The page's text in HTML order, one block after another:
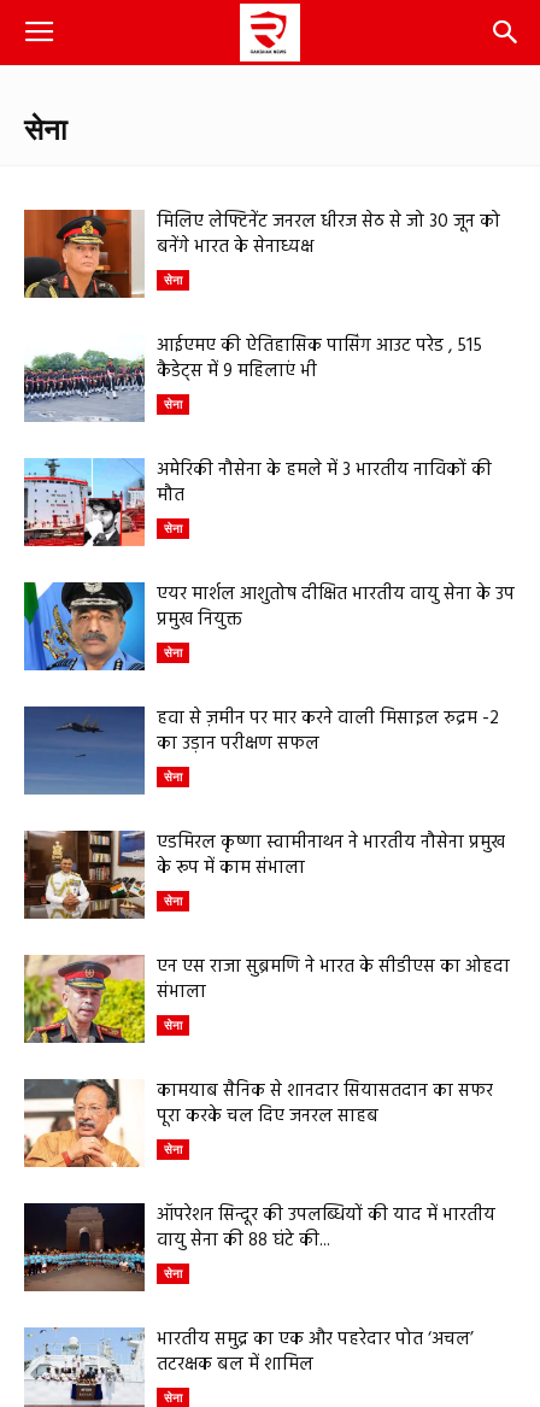
सेना
मिलिए लेफ्टिनेंट जनरल धीरज सेठ से जो 30 जून को
बनेंगे भारत के सेनाध्यक्ष
सेना
आईएमए की ऐतिहासिक पासिंग आउट परेड , 515
कैडेट्स में 9 महिलाएं भी
सेना
अमेरिकी नौसेना के हमले में 3 भारतीय नाविकों की
मौत
सेना
एयर मार्शल आशुतोष दीक्षित भारतीय वायु सेना के उप
प्रमुख नियुक्त
सेना
हवा से ज़मीन पर मार करने वाली मिसाइल रुद्रम -2
का उड़ान परीक्षण सफल
सेना
एडमिरल कृष्णा स्वामीनाथन ने भारतीय नौसेना प्रमुख
के रूप में काम संभाला
सेना
एन एस राजा सुब्रमणि ने भारत के सीडीएस का ओहदा
संभाला
सेना
कामयाब सैनिक से शानदार सियासतदान का सफर
पूरा करके चल दिए जनरल साहब
सेना
ऑपरेशन सिन्दूर की उपलब्धियों की याद में भारतीय
वायु सेना की 88 घंटे की...
सेना
भारतीय समुद्र का एक और पहरेदार पोत ‘अचल’
तटरक्षक बल में शामिल
सेना